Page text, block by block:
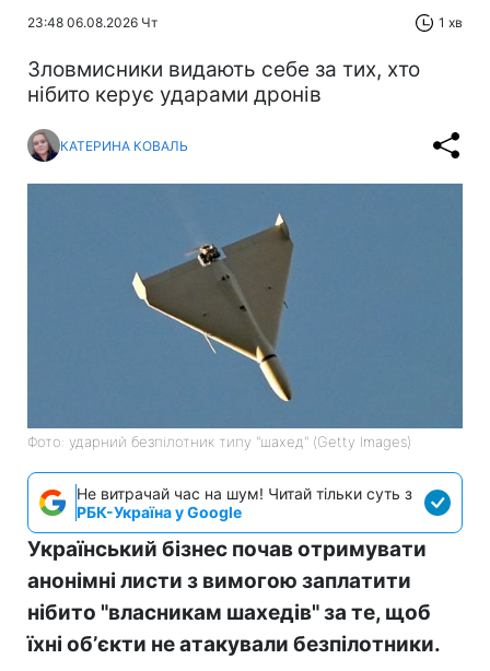
23:48 06.08.2026 Чт 1 хв
Зловмисники видають себе за тих, хто
нібито керує ударами дронів
КАТЕРИНА КОВАЛЬ
Фото: ударний безпілотник типу "шахед" (Getty Images)
Не витрачай час на шум! Читай тільки суть з
РБК-Україна у Google
Український бізнес почав отримувати
анонімні листи з вимогою заплатити
нібито "власникам шахедів" за те, щоб
їхні обʼєкти не атакували безпілотники.